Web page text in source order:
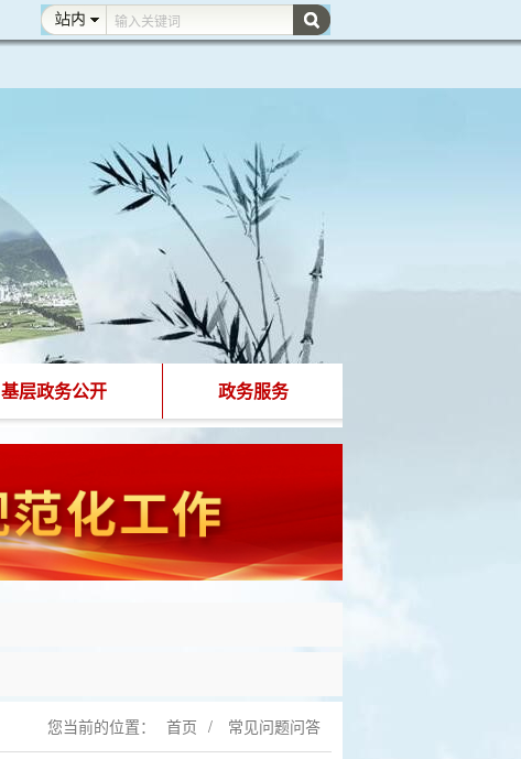
基层政务公开 政务服务
您当前的位置： 首页 / 常见问题问答